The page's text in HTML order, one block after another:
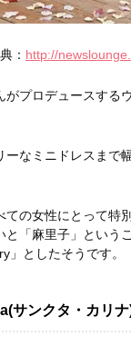
： http://
がプロデュースする
ーなミニドレスまで
ての女性にとって特
と「麻里子」という
」としたそうです。
サンクタ・カリ